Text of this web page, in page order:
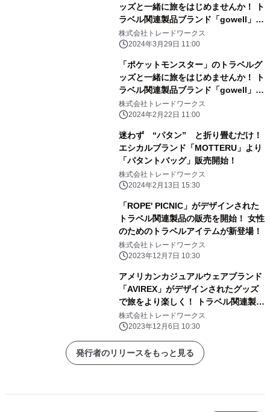
ッズと一緒に旅をはじめませんか！ ト
ラベル関連製品ブランド「gowell」よ
りポケモンデザインの商品を新発売！
株式会社トレードワークス
2024年3月29日 11:00
「ポケットモンスター」のトラベルグ
ッズと一緒に旅をはじめませんか！ ト
ラベル関連製品ブランド「gowell」よ
りポケモンデザインの商品を新発売！
株式会社トレードワークス
2024年2月22日 11:00
迷わず “パタン” と折り畳むだけ！
エシカルブランド「MOTTERU」より
「パタントバッグ」販売開始！
株式会社トレードワークス
2024年2月13日 15:30
「ROPE' PICNIC」がデザインされた
トラベル関連製品の販売を開始！ 女性
のためのトラベルアイテムが新登場！
株式会社トレードワークス
2023年12月7日 10:30
アメリカンカジュアルウェアブランド
「AVIREX」がデザインされたグッズ
で旅をより楽しく！ トラベル関連製品
ブランド「gowell」よりコラボ製品を
新発売！
株式会社トレードワークス
2023年12月6日 10:30
発行者のリリースをもっと見る